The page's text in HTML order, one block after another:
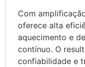
Com
oferece alta
aquecimento e
contínuo. O
confiabilidade e